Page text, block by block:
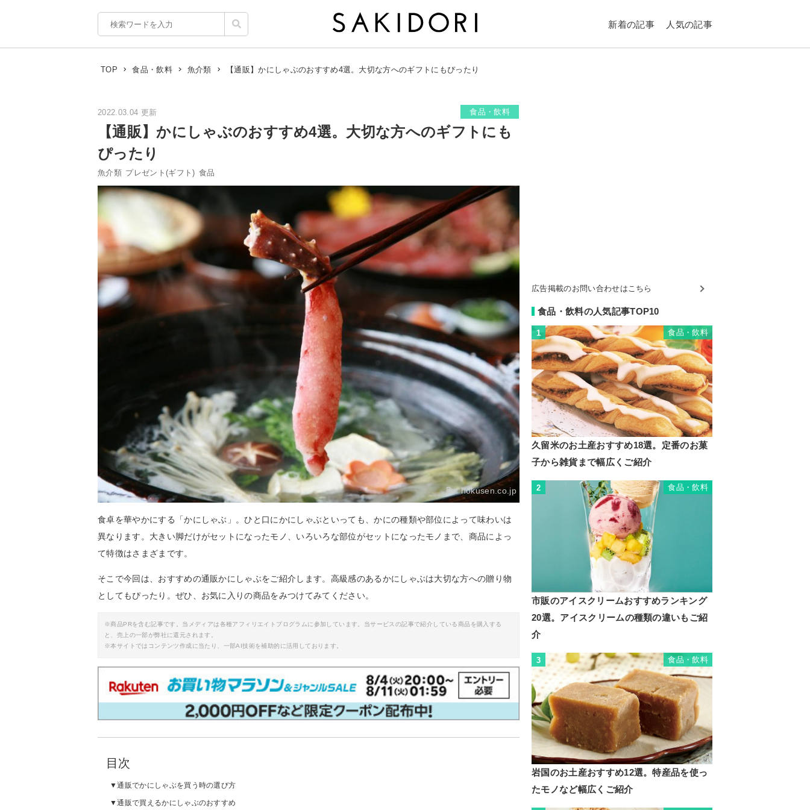
新着の記事 人気の記事
TOP 食品・飲料 魚介類 【通販】かにしゃぶのおすすめ4選。大切な方へのギフトにもぴったり
2022.03.04 更新 食品・飲料
【通販】かにしゃぶのおすすめ4選。大切な方へのギフトにも
ぴったり
魚介類 プレゼント(ギフト) 食品
By:hokusen.co.jp
食卓を華やかにする「かにしゃぶ」。ひと口にかにしゃぶといっても、かにの種類や部位によって味わいは
異なります。大きい脚だけがセットになったモノ、いろいろな部位がセットになったモノまで、商品によっ
て特徴はさまざまです。
そこで今回は、おすすめの通販かにしゃぶをご紹介します。高級感のあるかにしゃぶは大切な方への贈り物
としてもぴったり。ぜひ、お気に入りの商品をみつけてみてください。
※商品PRを含む記事です。当メディアは各種アフィリエイトプログラムに参加しています。当サービスの記事で紹介している商品を購入する
と、売上の一部が弊社に還元されます。
※本サイトではコンテンツ作成に当たり、一部AI技術を補助的に活用しております。
目次
通販でかにしゃぶを買う時の選び方
通販で買えるかにしゃぶのおすすめ
広告掲載のお問い合わせはこちら
食品・飲料の人気記事TOP10
1 食品・飲料
久留米のお土産おすすめ18選。定番のお菓
子から雑貨まで幅広くご紹介
2 食品・飲料
市販のアイスクリームおすすめランキング
20選。アイスクリームの種類の違いもご紹
介
3 食品・飲料
岩国のお土産おすすめ12選。特産品を使っ
たモノなど幅広くご紹介